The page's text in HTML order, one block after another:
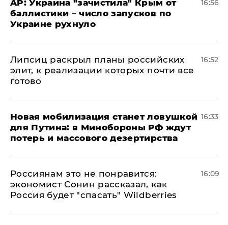
AP: Украина "зачистила" Крым от
баллистики – число запусков по
Украине рухнуло
16:56
Липсиц раскрыл планы российских
элит, к реализации которых почти все
готово
16:52
​Новая мобилизация станет ловушкой
для Путина: в Минобороны РФ ждут
потерь и массового дезертирства
16:33
Россиянам это не понравится:
экономист Сонин рассказал, как
Россия будет "спасать" Wildberries
16:09